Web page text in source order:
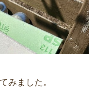
みました。